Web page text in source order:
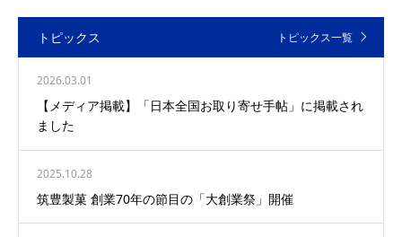
トピックス トピックス一覧
2026.03.01
【メディア掲載】「日本全国お取り寄せ手帖」に掲載され
ました
2025.10.28
筑豊製菓 創業70年の節目の「大創業祭」開催